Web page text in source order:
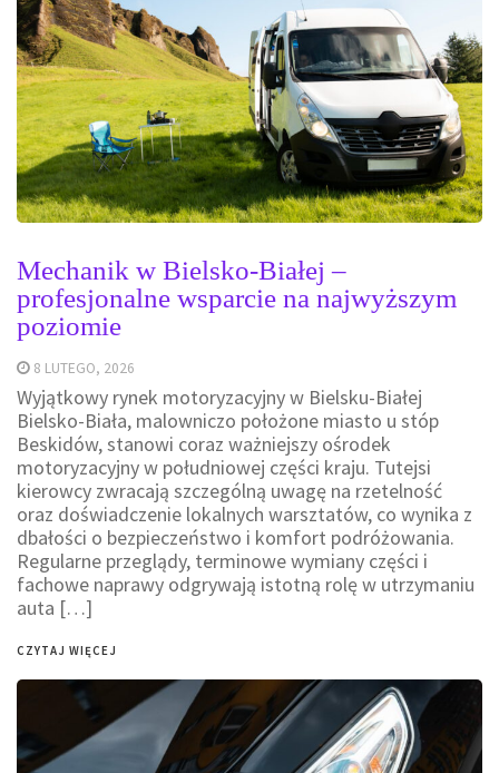
Mechanik w Bielsko-Białej –
profesjonalne wsparcie na najwyższym
poziomie
8 LUTEGO, 2026
Wyjątkowy rynek motoryzacyjny w Bielsku-Białej
Bielsko-Biała, malowniczo położone miasto u stóp
Beskidów, stanowi coraz ważniejszy ośrodek
motoryzacyjny w południowej części kraju. Tutejsi
kierowcy zwracają szczególną uwagę na rzetelność
oraz doświadczenie lokalnych warsztatów, co wynika z
dbałości o bezpieczeństwo i komfort podróżowania.
Regularne przeglądy, terminowe wymiany części i
fachowe naprawy odgrywają istotną rolę w utrzymaniu
auta […]
CZYTAJ WIĘCEJ